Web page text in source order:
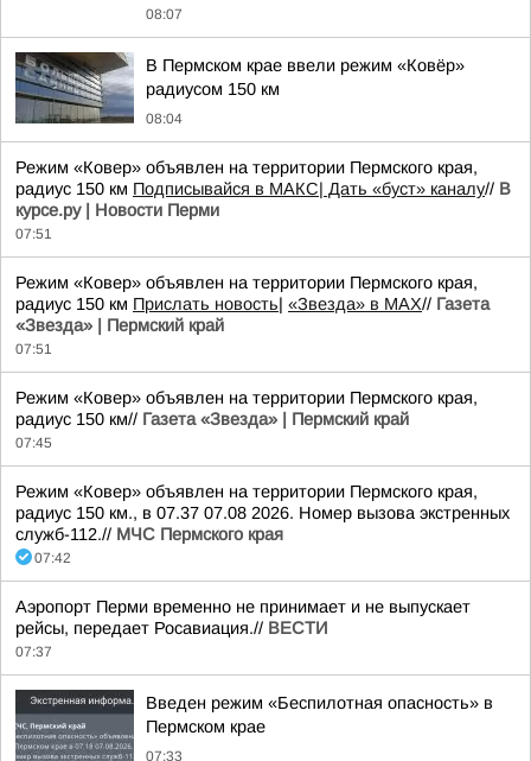
08:07
В Пермском крае ввели режим «Ковёр»
радиусом 150 км
08:04
Режим «Ковер» объявлен на территории Пермского края,
радиус 150 км Подписывайся в МАКС| Дать «буст» каналу// В
курсе.ру | Новости Перми
07:51
Режим «Ковер» объявлен на территории Пермского края,
радиус 150 км Прислать новость| «Звезда» в MAX// Газета
«Звезда» | Пермский край
07:51
Режим «Ковер» объявлен на территории Пермского края,
радиус 150 км// Газета «Звезда» | Пермский край
07:45
Режим «Ковер» объявлен на территории Пермского края,
радиус 150 км., в 07.37 07.08 2026. Номер вызова экстренных
служб-112.// МЧС Пермского края
07:42
Аэропорт Перми временно не принимает и не выпускает
рейсы, передает Росавиация.// ВЕСТИ
07:37
Введен режим «Беспилотная опасность» в
Пермском крае
07:33